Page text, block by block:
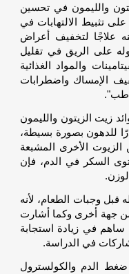
والليمون في تحسين
تثبيط الالتهابات في
علاجًا لتخفيف أعراض
على الريق في تقليل
والمواد الغذائية
الإمساك واضطرابات
طب".
زيت الزيتون والليمون
للدهون بصورة بسيطة،
الزيوت الأخرى المشبعة
السكر في الدم، فإن
قبل وجبات الطعام، لأنه
جهة أخرى وكما أشارت
ساهم في زيادة استجابة
في الدراسة.
الدم والكولسترول